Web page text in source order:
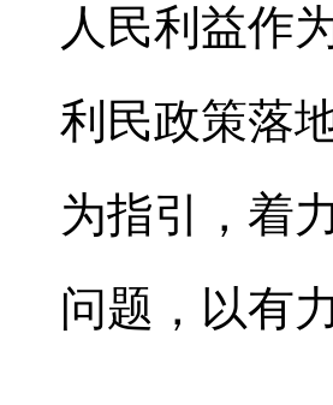
人民利益作
利民政策落
为指引，着
问题，以有